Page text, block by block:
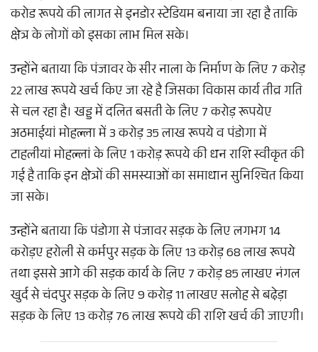
करोड रूपये की लागत से इनडोर स्टेडियम बनाया जा रहा है ताकि
क्षेत्र के लोगों को इसका लाभ मिल सके।
उन्होंने बताया कि पंजावर के सीर नाला के निर्माण के लिए 7 करोड़
22 लाख रूपये खर्च किए जा रहे है जिसका विकास कार्य तीव्र गति
से चल रहा है। खड्ड में दलित बसती के लिए 7 करोड़ रूपयेए
अठमाईयां मोहल्ला में 3 करोड़ 35 लाख रूपये व पंडोगा में
टाहलीयां मोहल्लां के लिए 1 करोड़ रूपये की धन राशि स्वीकृत की
गई है ताकि इन क्षेत्रों की समस्याओं का समाधान सुनिश्चित किया
जा सके।
उन्होंने बताया कि पंडोगा से पंजावर सड़क के लिए लगभग 14
करोड़ए हरोली से कर्मपुर सड़क के लिए 13 करोड़ 68 लाख रूपये
तथा इससे आगे की सड़क कार्य के लिए 7 करोड़ 85 लाखए नंगल
खुर्द से चंदपुर सड़क के लिए 9 करोड़ 11 लाखए सलोह से बढे़ड़ा
सड़क के लिए 13 करोड़ 76 लाख रूपये की राशि खर्च की जाएगी।